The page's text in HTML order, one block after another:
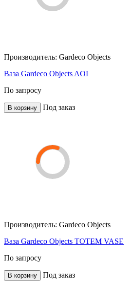
Производитель: Gardeco Objects
Ваза Gardeco Objects AOI
По запросу
В корзину Под заказ
Производитель: Gardeco Objects
Ваза Gardeco Objects TOTEM VASE
По запросу
В корзину Под заказ